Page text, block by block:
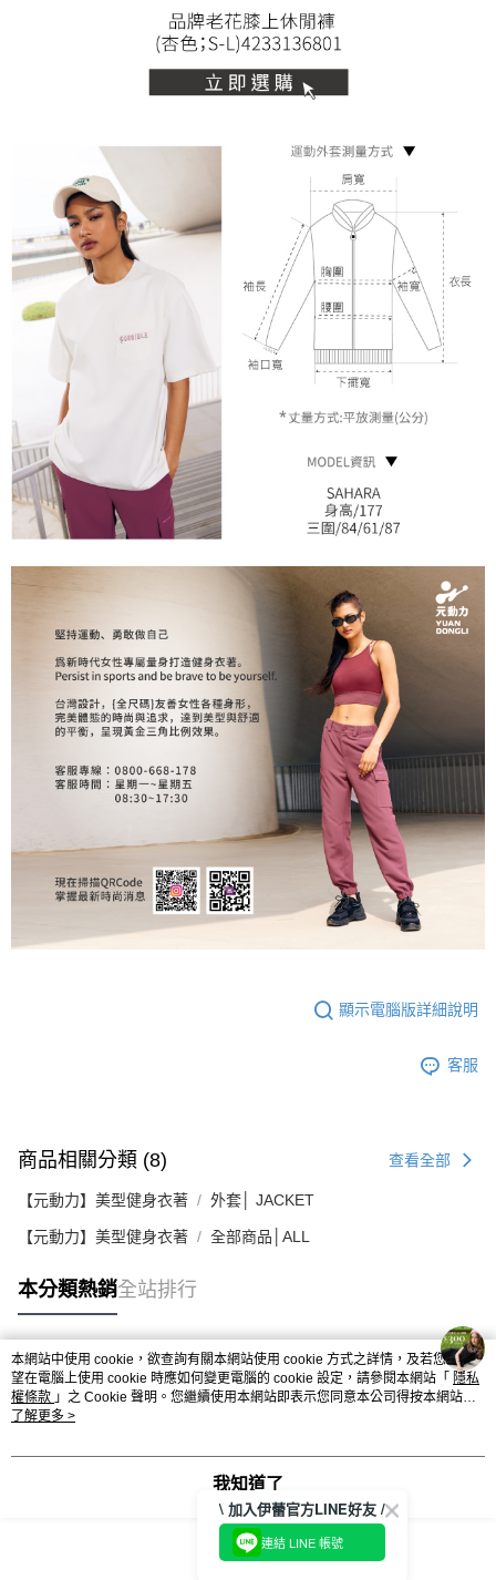
顯示電腦版詳細說明
客服
商品相關分類 (8) 查看全部
【元動力】美型健身衣著 外套│ JACKET
【元動力】美型健身衣著 全部商品│ALL
本分類熱銷全站排行
熱門標籤
本網站中使用 cookie，欲查詢有關本網站使用 cookie 方式之詳情，及若您不希
望在電腦上使用 cookie 時應如何變更電腦的 cookie 設定，請參閱本網站「 隱私
權條款 」之 Cookie 聲明。您繼續使用本網站即表示您同意本公司得按本網站使
用條款之 Cookie 聲明使用 cookie。
了解更多 >
我知道了
\ 加入伊蕾官方LINE好友 /
連結 LINE 帳號